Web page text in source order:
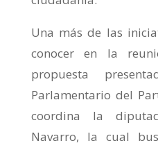
Una más de las
conocer en la
propuesta
Parlamentario del
coordina la
Navarro, la cual